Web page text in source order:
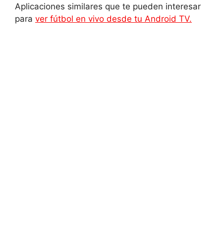
Aplicaciones similares que te pueden interesar
para ver fútbol en vivo desde tu Android TV.